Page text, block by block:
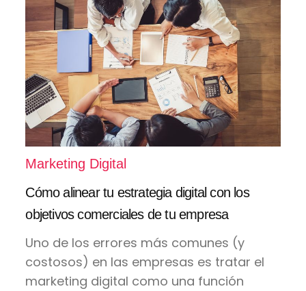
Marketing Digital
Cómo alinear tu estrategia digital con los
objetivos comerciales de tu empresa
Uno de los errores más comunes (y
costosos) en las empresas es tratar el
marketing digital como una función